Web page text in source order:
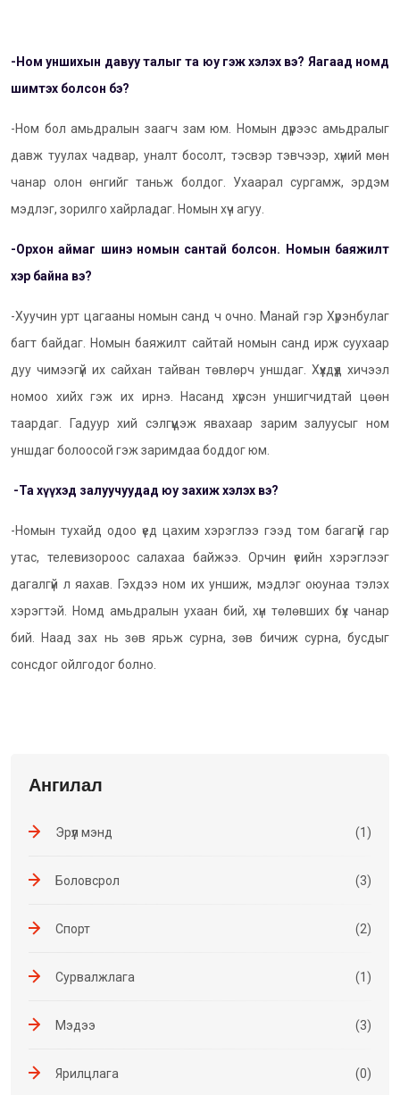
-Ном уншихын давуу талыг та юу гэж хэлэх вэ? Яагаад номд
шимтэх болсон бэ?
-Ном бол амьдралын заагч зам юм. Номын дүрээс амьдралыг
давж туулах чадвар, уналт босолт, тэсвэр тэвчээр, хүний мөн
чанар олон өнгийг таньж болдог. Ухаарал сургамж, эрдэм
мэдлэг, зорилго хайрладаг. Номын хүч агуу.
-Орхон аймаг шинэ номын сантай болсон.
Номын баяжилт
хэр байна вэ?
-Хуучин урт цагааны номын санд ч очно. Манай гэр Хүрэнбулаг
багт байдаг. Номын баяжилт сайтай номын санд ирж суухаар
дуу чимээгүй их сайхан тайван төвлөрч уншдаг. Хүүхдүүд хичээл
номоо хийх гэж их ирнэ. Насанд хүрсэн уншигчидтай цөөн
таардаг. Гадуур хий сэлгүүцэж явахаар зарим залуусыг ном
уншдаг болоосой гэж заримдаа боддог юм.
-Та хүүхэд залуучуудад юу захиж хэлэх вэ?
-Номын тухайд одоо үед цахим хэрэглээ гээд том багагүй гар
утас, телевизороос салахаа байжээ. Орчин үеийн хэрэглээг
дагалгүй л яахав. Гэхдээ ном их уншиж, мэдлэг оюунаа тэлэх
хэрэгтэй. Номд амьдралын ухаан бий, хүн төлөвших бүх чанар
бий. Наад зах нь зөв ярьж сурна, зөв бичиж сурна, бусдыг
сонсдог ойлгодог болно.
Ангилал
Эрүүл мэнд (1)
Боловсрол (3)
Спорт (2)
Сурвалжлага (1)
Мэдээ (3)
Ярилцлага (0)